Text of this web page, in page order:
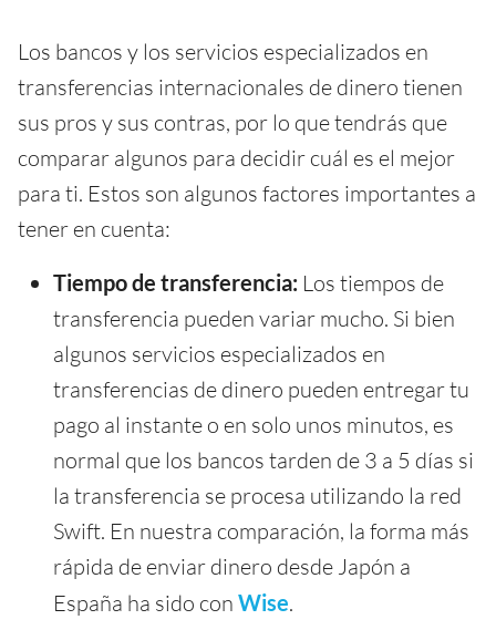
Los bancos y los servicios especializados en
transferencias internacionales de dinero tienen
sus pros y sus contras, por lo que tendrás que
comparar algunos para decidir cuál es el mejor
para ti. Estos son algunos factores importantes a
tener en cuenta:
Tiempo de transferencia: Los tiempos de
transferencia pueden variar mucho. Si bien
algunos servicios especializados en
transferencias de dinero pueden entregar tu
pago al instante o en solo unos minutos, es
normal que los bancos tarden de 3 a 5 días si
la transferencia se procesa utilizando la red
Swift. En nuestra comparación, la forma más
rápida de enviar dinero desde Japón a
España ha sido con Wise.